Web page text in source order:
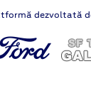
dezvoltată